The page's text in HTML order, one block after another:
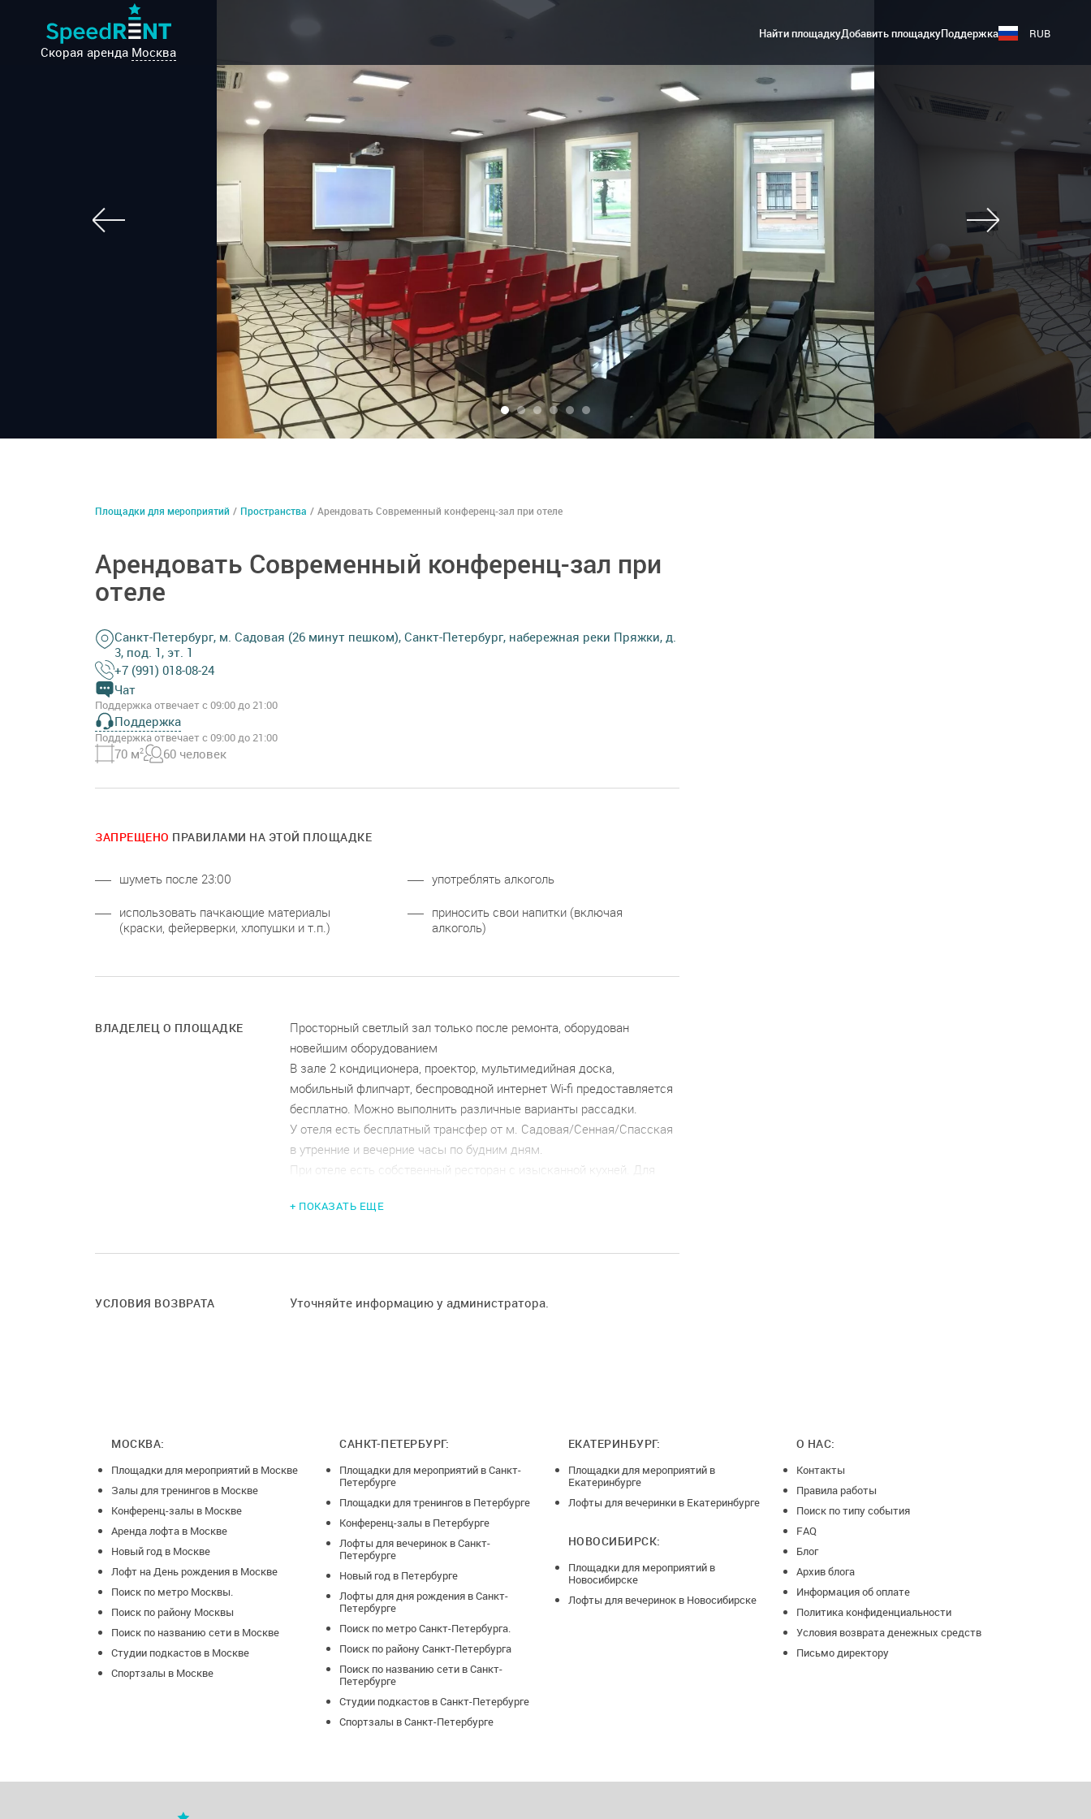
Скорая аренда Москва
Найти площадкуДобавить площадкуПоддержка RUB
Площадки для мероприятий / Пространства / Арендовать Современный конференц-зал при отеле
Арендовать Современный конференц-зал при
отеле
Санкт-Петербург, м. Садовая (26 минут пешком), Санкт-Петербург, набережная реки Пряжки, д.
3, под. 1, эт. 1
+7 (991) 018-08-24
Чат
Поддержка отвечает с 09:00 до 21:00
Поддержка
Поддержка отвечает с 09:00 до 21:00
70 м2 60 человек
ЗАПРЕЩЕНО ПРАВИЛАМИ НА ЭТОЙ ПЛОЩАДКЕ
шуметь после 23:00
использовать пачкающие материалы
(краски, фейерверки, хлопушки и т.п.)
употреблять алкоголь
приносить свои напитки (включая
алкоголь)
ВЛАДЕЛЕЦ О ПЛОЩАДКЕ
Просторный светлый зал только после ремонта, оборудован
новейшим оборудованием
В зале 2 кондиционера, проектор, мультимедийная доска,
мобильный флипчарт, беспроводной интернет Wi-fi предоставляется
бесплатно. Можно выполнить различные варианты рассадки.
У отеля есть бесплатный трансфер от м. Садовая/Сенная/Спасская
в утренние и вечерние часы по будним дням.
При отеле есть собственный ресторан c изысканной кухней. Для
согласованному бюджету.
+ ПОКАЗАТЬ ЕЩЕ
УСЛОВИЯ ВОЗВРАТА Уточняйте информацию у администратора.
МОСКВА:
Площадки для мероприятий в Москве
Залы для тренингов в Москве
Конференц-залы в Москве
Аренда лофта в Москве
Новый год в Москве
Лофт на День рождения в Москве
Поиск по метро Москвы.
Поиск по району Москвы
Поиск по названию сети в Москве
Студии подкастов в Москве
Спортзалы в Москве
САНКТ-ПЕТЕРБУРГ:
Площадки для мероприятий в Санкт-
Петербурге
Площадки для тренингов в Петербурге
Конференц-залы в Петербурге
Лофты для вечеринок в Санкт-
Петербурге
Новый год в Петербурге
Лофты для дня рождения в Санкт-
Петербурге
Поиск по метро Санкт-Петербурга.
Поиск по району Санкт-Петербурга
Поиск по названию сети в Санкт-
Петербурге
Студии подкастов в Санкт-Петербурге
Спортзалы в Санкт-Петербурге
ЕКАТЕРИНБУРГ:
Площадки для мероприятий в
Екатеринбурге
Лофты для вечеринки в Екатеринбурге
НОВОСИБИРСК:
Площадки для мероприятий в
Новосибирске
Лофты для вечеринок в Новосибирске
О НАС:
Контакты
Правила работы
Поиск по типу события
FAQ
Блог
Архив блога
Информация об оплате
Политика конфиденциальности
Условия возврата денежных средств
Письмо директору